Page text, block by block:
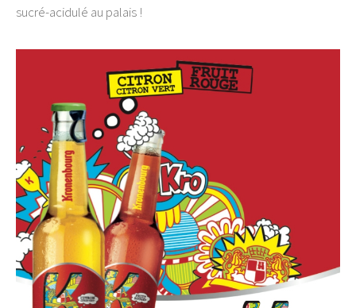
sucré-acidulé au palais !